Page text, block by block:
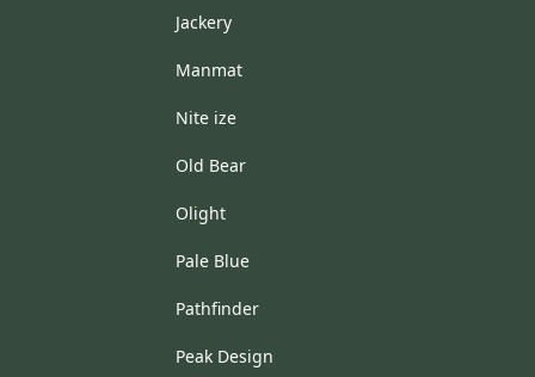
Jackery
Manmat
Nite ize
Old Bear
Olight
Pale Blue
Pathfinder
Peak Design